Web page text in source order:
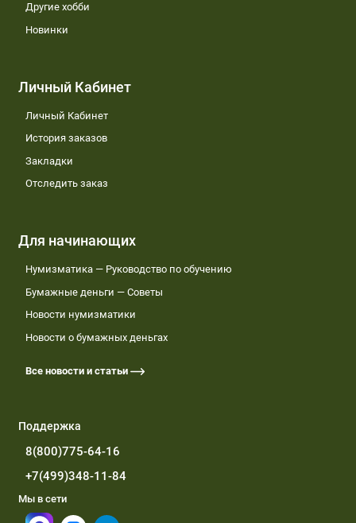
Другие хобби
Новинки
Личный Кабинет
Личный Кабинет
История заказов
Закладки
Отследить заказ
Для начинающих
Нумизматика — Руководство по обучению
Бумажные деньги — Советы
Новости нумизматики
Новости о бумажных деньгах
Все новости и статьи
Поддержка
8(800)775-64-16
+7(499)348-11-84
Мы в сети